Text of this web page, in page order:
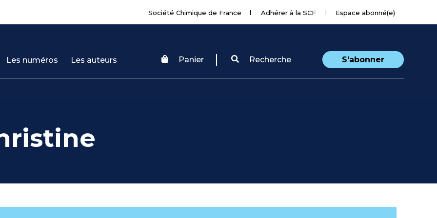
Société Chimique de France Adhérer à la SCF Espace abonné(e)
Les numéros Les auteurs Panier Recherche S'abonner